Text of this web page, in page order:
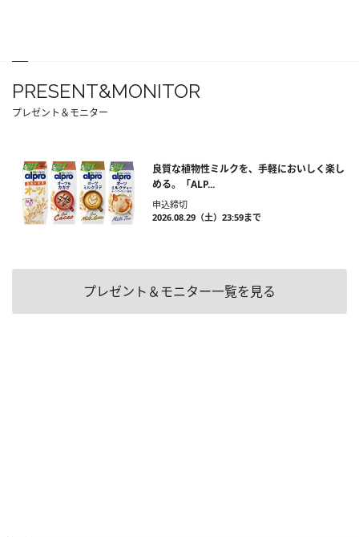
PRESENT&MONITOR
プレゼント＆モニター
良質な植物性ミルクを、手軽においしく楽し
める。「ALP...
申込締切
2026.08.29（土）23:59まで
プレゼント＆モニター一覧を見る